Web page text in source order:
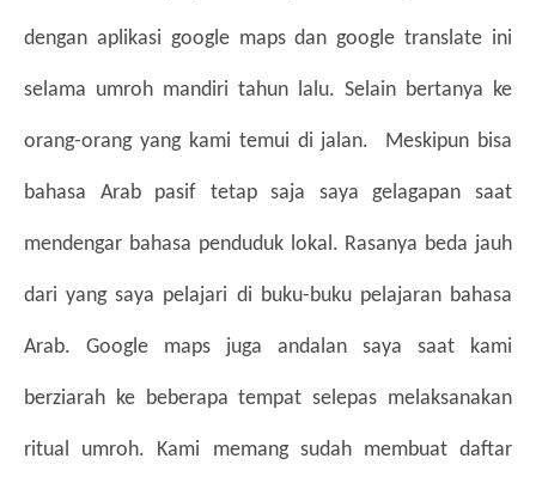
dengan aplikasi google maps dan google translate ini
selama umroh mandiri tahun lalu. Selain bertanya ke
orang-orang yang kami temui di jalan. Meskipun bisa
bahasa Arab pasif tetap saja saya gelagapan saat
mendengar bahasa penduduk lokal. Rasanya beda jauh
dari yang saya pelajari di buku-buku pelajaran bahasa
Arab. Google maps juga andalan saya saat kami
berziarah ke beberapa tempat selepas melaksanakan
ritual umroh. Kami memang sudah membuat daftar